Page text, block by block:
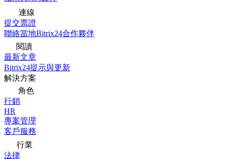
連線
提交票證
聯絡當地Bitrix24合作夥伴
閱讀
最新文章
Bitrix24提示與更新
解決方案
角色
行銷
HR
專案管理
客戶服務
行業
法律